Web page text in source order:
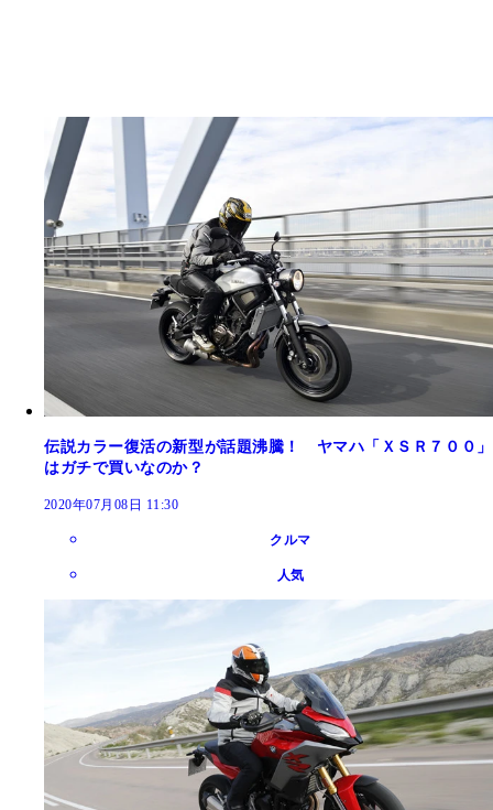
伝説カラー復活の新型が話題沸騰！ ヤマハ「ＸＳＲ７００」
はガチで買いなのか？
2020年07月08日 11:30
クルマ
人気